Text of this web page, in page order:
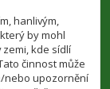
hanlivým,
by mohl
kde sídlí
činnost může
nebo upozornění